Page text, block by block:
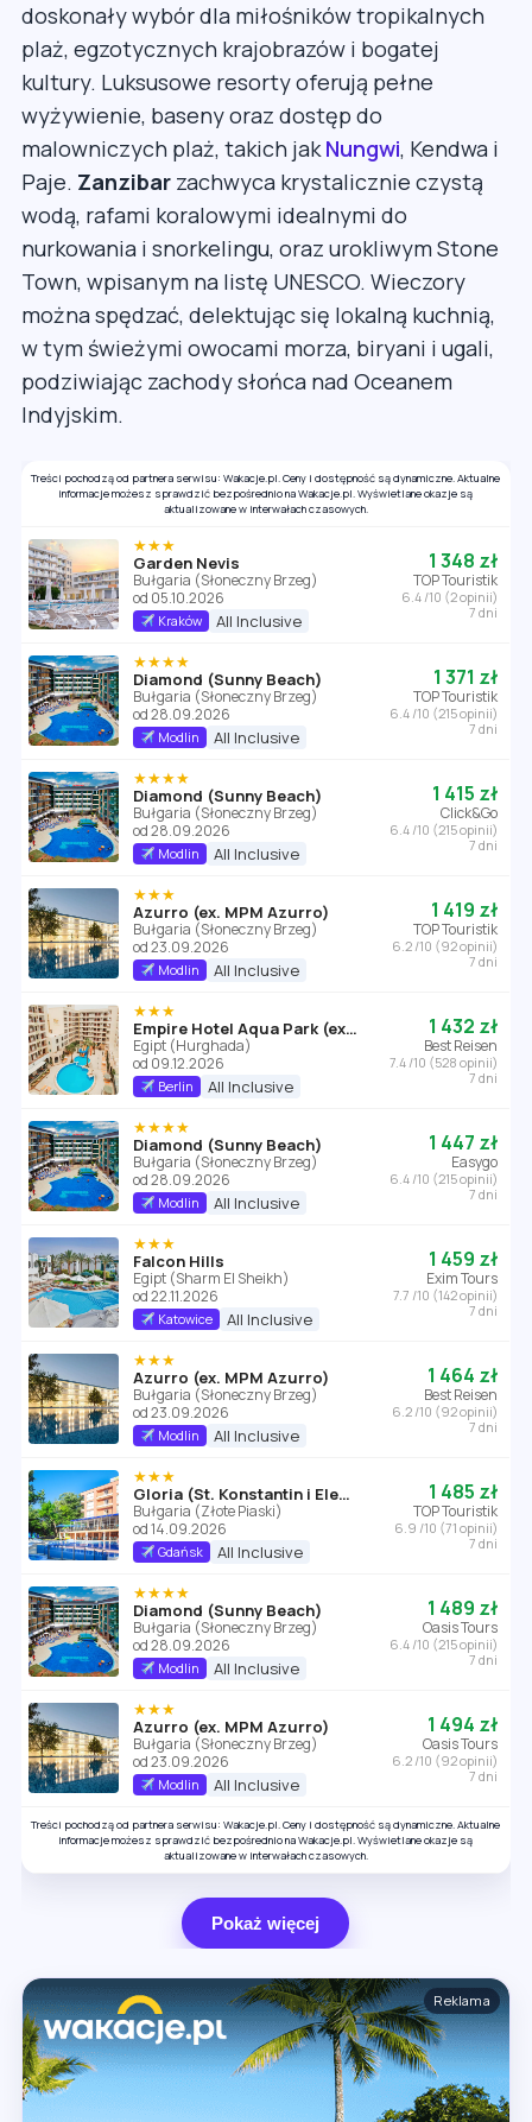
doskonały wybór dla miłośników tropikalnych
plaż, egzotycznych krajobrazów i bogatej
kultury. Luksusowe resorty oferują pełne
wyżywienie, baseny oraz dostęp do
malowniczych plaż, takich jakNungwi, Kendwa i
Paje. Zanzibar zachwyca krystalicznie czystą
wodą, rafami koralowymi idealnymi do
nurkowania i snorkelingu, oraz urokliwym Stone
Town, wpisanym na listę UNESCO. Wieczory
można spędzać, delektując się lokalną kuchnią,
w tym świeżymi owocami morza, biryani i ugali,
podziwiając zachody słońca nad Oceanem
Indyjskim.
Treści pochodzą od partnera serwisu: Wakacje.pl. Ceny i dostępność są dynamiczne. Aktualne
informacje możesz sprawdzić bezpośrednio na Wakacje.pl. Wyświetlane okazje są
aktualizowane w interwałach czasowych.
★★★
Garden Nevis
Bułgaria (Słoneczny Brzeg)
od 05.10.2026
Kraków All Inclusive
1 348 zł
TOP Touristik
6.4 /10 (2 opinii)
7 dni
★★★★
Diamond (Sunny Beach)
Bułgaria (Słoneczny Brzeg)
od 28.09.2026
Modlin All Inclusive
1 371 zł
TOP Touristik
6.4 /10 (215 opinii)
7 dni
★★★★
Diamond (Sunny Beach)
Bułgaria (Słoneczny Brzeg)
od 28.09.2026
Modlin All Inclusive
1 415 zł
Click&Go
6.4 /10 (215 opinii)
7 dni
★★★
Azurro (ex. MPM Azurro)
Bułgaria (Słoneczny Brzeg)
od 23.09.2026
Modlin All Inclusive
1 419 zł
TOP Touristik
6.2 /10 (92 opinii)
7 dni
★★★
Empire Hotel Aqua Park (ex. Triton Empire Hotel Hurghada)
Egipt (Hurghada)
od 09.12.2026
Berlin All Inclusive
1 432 zł
Best Reisen
7.4 /10 (528 opinii)
7 dni
★★★★
Diamond (Sunny Beach)
Bułgaria (Słoneczny Brzeg)
od 28.09.2026
Modlin All Inclusive
1 447 zł
Easygo
6.4 /10 (215 opinii)
7 dni
★★★
Falcon Hills
Egipt (Sharm El Sheikh)
od 22.11.2026
Katowice All Inclusive
1 459 zł
Exim Tours
7.7 /10 (142 opinii)
7 dni
★★★
Azurro (ex. MPM Azurro)
Bułgaria (Słoneczny Brzeg)
od 23.09.2026
Modlin All Inclusive
1 464 zł
Best Reisen
6.2 /10 (92 opinii)
7 dni
★★★
Gloria (St. Konstantin i Elena)
Bułgaria (Złote Piaski)
od 14.09.2026
Gdańsk All Inclusive
1 485 zł
TOP Touristik
6.9 /10 (71 opinii)
7 dni
★★★★
Diamond (Sunny Beach)
Bułgaria (Słoneczny Brzeg)
od 28.09.2026
Modlin All Inclusive
1 489 zł
Oasis Tours
6.4 /10 (215 opinii)
7 dni
★★★
Azurro (ex. MPM Azurro)
Bułgaria (Słoneczny Brzeg)
od 23.09.2026
Modlin All Inclusive
1 494 zł
Oasis Tours
6.2 /10 (92 opinii)
7 dni
Treści pochodzą od partnera serwisu: Wakacje.pl. Ceny i dostępność są dynamiczne. Aktualne
informacje możesz sprawdzić bezpośrednio na Wakacje.pl. Wyświetlane okazje są
aktualizowane w interwałach czasowych.
Pokaż więcej
Reklama